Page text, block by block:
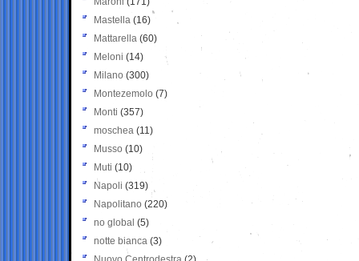
Mastella (16)
Mattarella (60)
Meloni (14)
Milano (300)
Montezemolo (7)
Monti (357)
moschea (11)
Musso (10)
Muti (10)
Napoli (319)
Napolitano (220)
no global (5)
notte bianca (3)